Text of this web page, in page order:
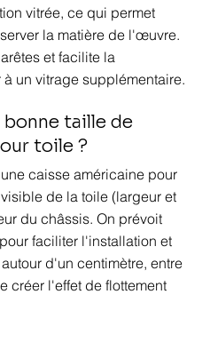
vitrée, ce qui permet
la matière de l'œuvre.
et facilite la
un vitrage supplémentaire.
taille de
toile ?
caisse américaine pour
de la toile (largeur et
du châssis. On prévoit
faciliter l'installation et
d'un centimètre, entre
créer l'effet de flottement